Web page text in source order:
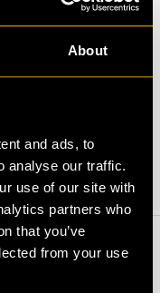
About
and ads, to
analyse our traffic.
use of our site with
partners who
that you’ve
from your use